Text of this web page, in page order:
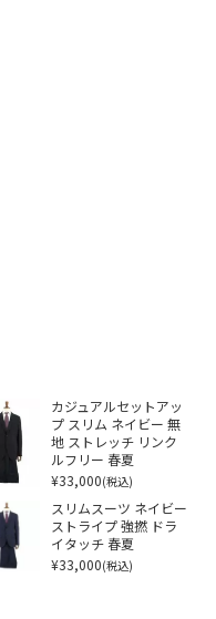
カジュアルセットアッ
プ スリム ネイビー 無
地 ストレッチ リンク
ルフリー 春夏
¥33,000(税込)
スリムスーツ ネイビー
ストライプ 強撚 ドラ
イタッチ 春夏
¥33,000(税込)